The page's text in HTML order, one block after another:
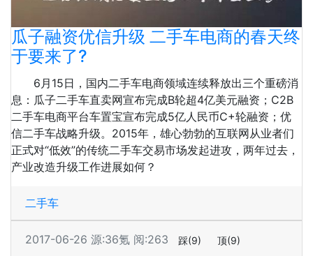
瓜子融资优信升级 二手车电商的春天终
于要来了?
6月15日，国内二手车电商领域连续释放出三个重磅消
息：瓜子二手车直卖网宣布完成B轮超4亿美元融资；C2B
二手车电商平台车置宝宣布完成5亿人民币C+轮融资；优
信二手车战略升级。2015年，雄心勃勃的互联网从业者们
正式对“低效”的传统二手车交易市场发起进攻，两年过去，
产业改造升级工作进展如何？
二手车
2017-06-26 源:36氪 阅:263 踩(9) 顶(9)